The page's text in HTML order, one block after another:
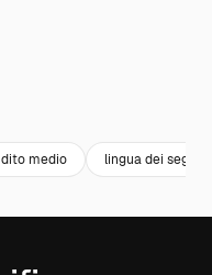
dito medio lingua dei segni